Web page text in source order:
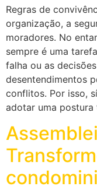
Regras de
organização, a
moradores. No
sempre é uma
falha ou as
desentendimentos
conflitos. Por isso,
adotar uma